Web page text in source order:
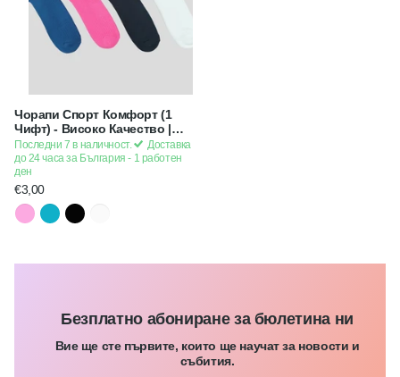
Чорапи Спорт Комфорт (1
Чифт) - Високо Качество |
Премиум Серия SMFit
Последни 7 в наличност.
Доставка
до 24 часа за България - 1 работен
ден
€3,00
Безплатно абониране за бюлетина ни
Вие ще сте първите, които ще научат за новости и
събития.